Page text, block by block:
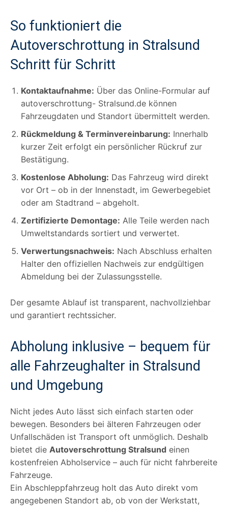
So funktioniert die
Autoverschrottung in Stralsund
Schritt für Schritt
Kontaktaufnahme: Über das Online-Formular auf
autoverschrottung- Stralsund.de können
Fahrzeugdaten und Standort übermittelt werden.
Rückmeldung & Terminvereinbarung: Innerhalb
kurzer Zeit erfolgt ein persönlicher Rückruf zur
Bestätigung.
Kostenlose Abholung: Das Fahrzeug wird direkt
vor Ort – ob in der Innenstadt, im Gewerbegebiet
oder am Stadtrand – abgeholt.
Zertifizierte Demontage: Alle Teile werden nach
Umweltstandards sortiert und verwertet.
Verwertungsnachweis: Nach Abschluss erhalten
Halter den offiziellen Nachweis zur endgültigen
Abmeldung bei der Zulassungsstelle.
Der gesamte Ablauf ist transparent, nachvollziehbar
und garantiert rechtssicher.
Abholung inklusive – bequem für
alle Fahrzeughalter in Stralsund
und Umgebung
Nicht jedes Auto lässt sich einfach starten oder
bewegen. Besonders bei älteren Fahrzeugen oder
Unfallschäden ist Transport oft unmöglich. Deshalb
bietet die Autoverschrottung Stralsund einen
kostenfreien Abholservice – auch für nicht fahrbereite
Fahrzeuge.
Ein Abschleppfahrzeug holt das Auto direkt vom
angegebenen Standort ab, ob von der Werkstatt,